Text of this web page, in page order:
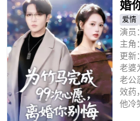
婚
爱情
演员：
主角：
更新：
老婆
老公
效药
他冷